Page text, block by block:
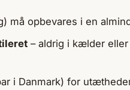
må opbevares i en
– aldrig i kælder
i Danmark) for